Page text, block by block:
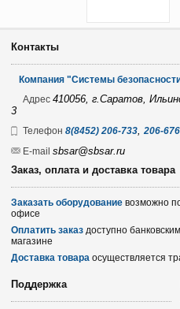
Контакты
Компания "Системы
Адрес 410056, г.Саратов,
3
Телефон 8(8452) 206-733,206-676
E-mail sbsar@sbsar.ru
Заказ, оплата и доставка товара
Заказать оборудование возможно
офисе
Оплатить заказ доступно
магазине
Доставка товара осуществляется
Поддержка